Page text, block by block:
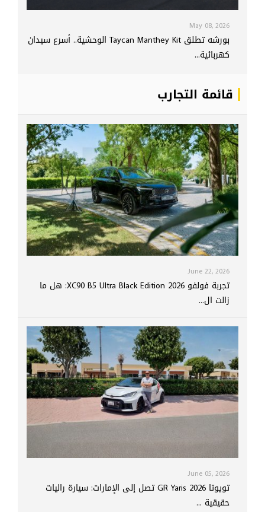
May 08, 2026
بورشه تطلق Taycan Manthey Kit الوحشية.. أسرع سيدان
كهربائية...
قائمة التجارب
June 22, 2026
تجربة فولفو XC90 B5 Ultra Black Edition 2026: هل ما
زالت ال...
June 05, 2026
تويوتا GR Yaris 2026 تصل إلى الإمارات: سيارة راليات
حقيقية ...